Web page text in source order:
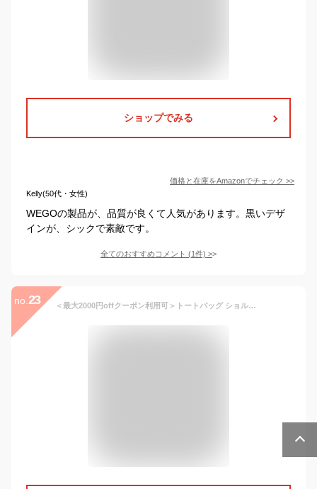
ショップでみる
価格と在庫をAmazonでチェック >>
Kelly(50代・女性)
WEGOの製品が、品質が良くて人気があります。黒いデザ
インが、シックで素敵です。
全てのおすすめコメント (1件) >
no. 23 ＜最大2000円offクーポン利用可＞トートバッグ ショルダーバッグ キルティング レディース 2way ショルダー 軽い かばん ナイロン トート おしゃれ LIZDAYS リズデイズ 斜めがけ 通勤 通学 お仕事バッグ サイドポケット ナチュラル